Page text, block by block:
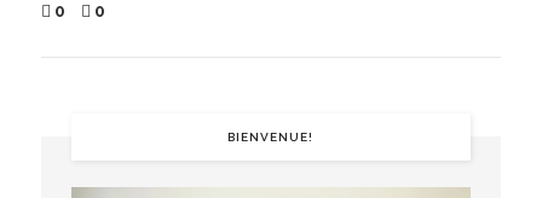
0 0
BIENVENUE!